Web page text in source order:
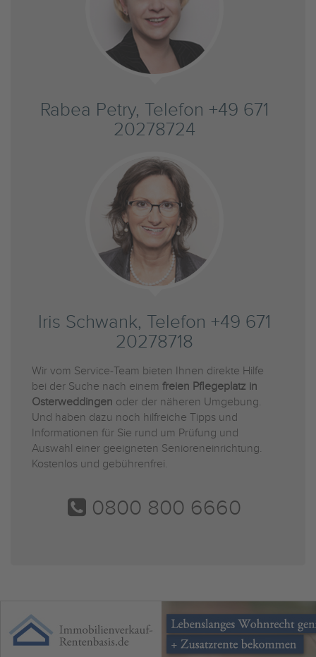
Rabea Petry, Telefon +49 671
20278724
Iris Schwank, Telefon +49 671
20278718
Wir vom Service-Team bieten Ihnen direkte Hilfe
bei der Suche nach einem freien Pflegeplatz in
Osterweddingen oder der näheren Umgebung.
Und haben dazu noch hilfreiche Tipps und
Informationen für Sie rund um Prüfung und
Auswahl einer geeigneten Senioreneinrichtung.
Kostenlos und gebührenfrei.
0800 800 6660